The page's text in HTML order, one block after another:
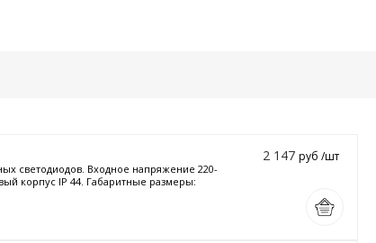
светодиодов. Входное напряжение 220-
корпус IP 44. Габаритные размеры:
2 147 руб /шт